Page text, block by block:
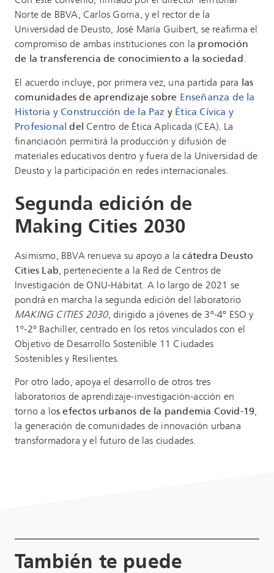
Norte de BBVA, Carlos Gorria, y el rector de la
Universidad de Deusto, José María Guibert, se reafirma el
compromiso de ambas instituciones con la promoción
de la transferencia de conocimiento a la sociedad .
El acuerdo incluye, por primera vez, una partida para
las
comunidades de aprendizaje sobre Enseñanza de la
Historia y Construcción de la Paz y Ética Cívica y
Profesional del Centro de Ética Aplicada (CEA). La
financiación permitirá la producción y difusión de
materiales educativos dentro y fuera de la Universidad de
Deusto y la participación en redes internacionales.
Segunda edición de
Making Cities 2030
Asimismo, BBVA renueva su apoyo a la cátedra Deusto
Cities Lab , perteneciente a la Red de Centros de
Investigación de ONU-Hábitat. A lo largo de 2021 se
pondrá en marcha la segunda edición del laboratorio
MAKING CITIES 2030, dirigido a jóvenes de 3º-4º ESO y
1º-2º Bachiller, centrado en los retos vinculados con el
Objetivo de Desarrollo Sostenible 11 Ciudades
Sostenibles y Resilientes.
Por otro lado, apoya el desarrollo de otros tres
laboratorios de aprendizaje-investigación-acción en
torno a los efectos urbanos de la pandemia Covid-19,
la generación de comunidades de innovación urbana
transformadora y el futuro de las ciudades.
También te puede